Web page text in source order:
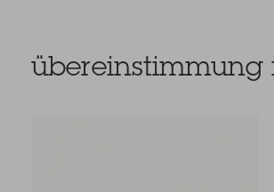
übereinstimmung